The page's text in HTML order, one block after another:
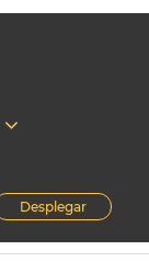
Desplegar